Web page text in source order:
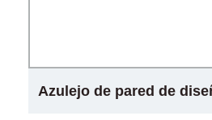
Azulejo de pared de